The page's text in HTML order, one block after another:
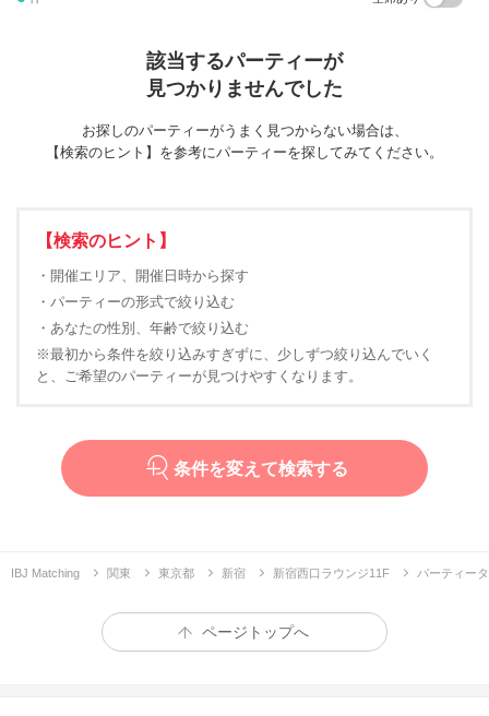
該当するパーティーが
見つかりませんでした
お探しのパーティーがうまく見つからない場合は、
【検索のヒント】を参考にパーティーを探してみてください。
【検索のヒント】
・開催エリア、開催日時から探す
・パーティーの形式で絞り込む
・あなたの性別、年齢で絞り込む
※最初から条件を絞り込みすぎずに、少しずつ絞り込んでいく
と、ご希望のパーティーが見つけやすくなります。
条件を変えて検索する
IBJ Matching 関東 東京都 新宿 新宿西口ラウンジ11F パーティー
ページトップへ